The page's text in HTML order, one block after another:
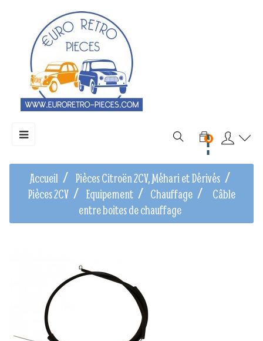
Basculer
☰ 0
Accueil
Pièces Citroën 2CV, Méhari et Dérivés
Pièces 2CV
Equipement Chauffage
Câble
entre boites de chauffage